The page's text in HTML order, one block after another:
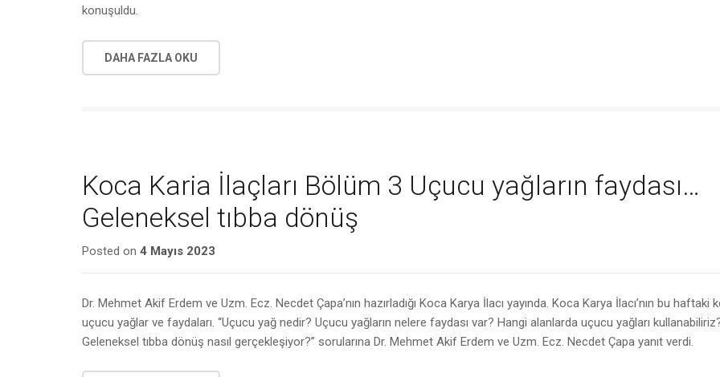
konuşuldu.
DAHA FAZLA OKU
Koca Karia İlaçları Bölüm 3 Uçucu yağların faydası…
Geleneksel tıbba dönüş
Posted on 4 Mayıs 2023
Dr. Mehmet Akif Erdem ve Uzm. Ecz. Necdet Çapa’nın hazırladığı Koca Karya İlacı yayında. Koca Karya İlacı’nın bu haftaki
uçucu yağlar ve faydaları. “Uçucu yağ nedir? Uçucu yağların nelere faydası var? Hangi alanlarda uçucu yağları
Geleneksel tıbba dönüş nasıl gerçekleşiyor?” sorularına Dr. Mehmet Akif Erdem ve Uzm. Ecz. Necdet Çapa yanıt verdi.